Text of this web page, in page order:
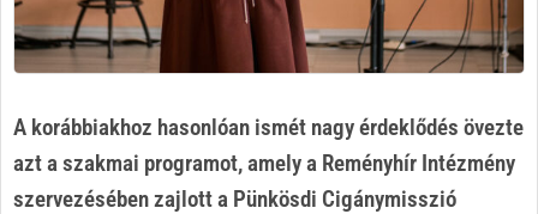
A korábbiakhoz hasonlóan ismét nagy érdeklődés övezte
azt a szakmai programot, amely a Reményhír Intézmény
szervezésében zajlott a Pünkösdi Cigánymisszió